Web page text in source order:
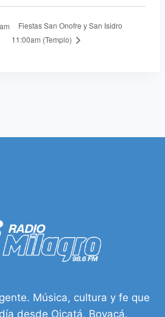
Fiestas San Onofre y San Isidro
11:00am (Templo)
Música, cultura y fe que
desde Oicatá, Boyacá.